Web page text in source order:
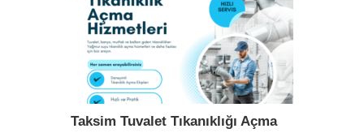
Taksim Tuvalet Tıkanıklığı Açma